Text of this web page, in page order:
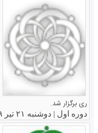
ری برگزار شد.
دوره اول | دوشنبه ۲۱ تیر ۱۳۸۹